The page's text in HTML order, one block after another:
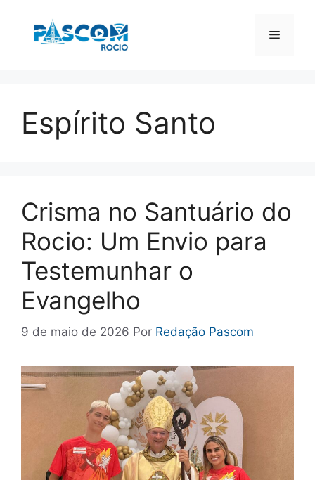
Menu
Espírito Santo
Crisma no Santuário do
Rocio: Um Envio para
Testemunhar o
Evangelho
9 de maio de 2026 Por Redação Pascom